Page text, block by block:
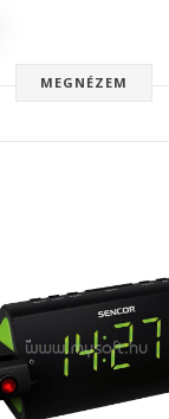
MEGNÉZEM